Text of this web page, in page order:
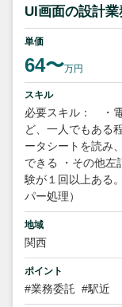
UI画面の設計
単価
64〜万円
スキル
必要スキル： ・
ど、一人でもある
ータシートを読み
できる ・その他左
験が１回以上ある
パー処理）
地域
関西
ポイント
#業務委託 #駅近